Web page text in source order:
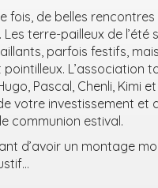
fois, de belles
Les terre-pailleux de l’été
parfois festifs,
L’association
Pascal, Chenli, Kimi
votre investissement et
communion estival.
d’avoir un montage